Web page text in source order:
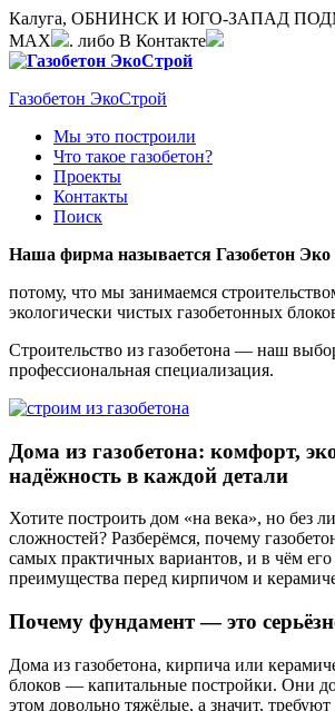
Калуга, ОБНИНСК И ЮГО-ЗАПАД
MAX
. либо В Контакте
Газобетон ЭкоСтрой
Мы это построили
Что такое газобетон?
Проекты
Контакты
Поиск
Наша фирма называется Газобетон
потому, что мы занимаемся
экологически чистых газобетонных
Строительство из газобетона — наш
профессиональная специализация.
Дома из газобетона: комфорт,
надёжность в каждой детали
Хотите построить дом «на века», но без
сложностей? Разберёмся, почему
самых практичных вариантов, и в чём его
преимущества перед кирпичом и
Почему фундамент — это
Дома из газобетона, кирпича или
блоков — капитальные постройки. Они
этом довольно тяжёлые, а значит, требуют